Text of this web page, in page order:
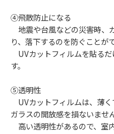
④飛散防止になる
地震や台風などの災害時、
り、落下するのを防ぐことが
UVカットフィルムを貼る
す。
⑤透明性
UVカットフィルムは、薄く
ガラスの開放感を損ないませ
高い透明性があるので、室